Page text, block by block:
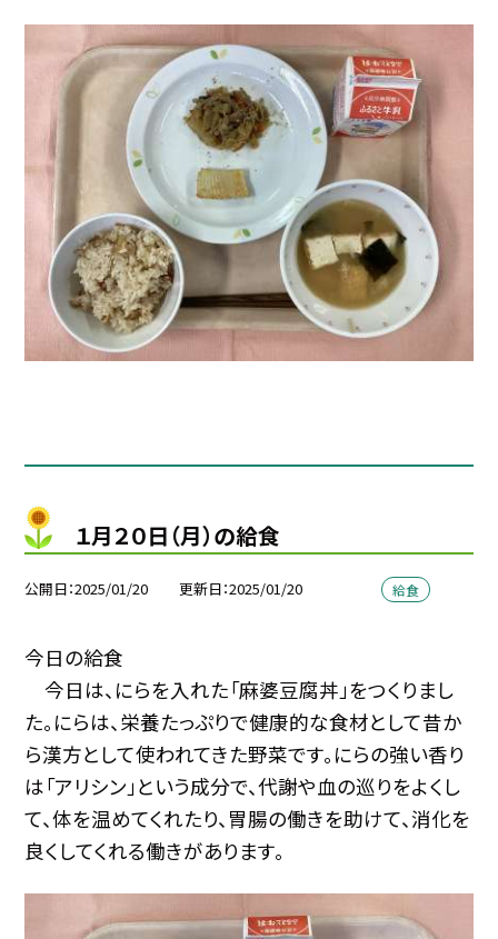
１月２０日（月）の給食
公開日 2025/01/20 更新日 2025/01/20 給食
今日の給食
今日は、にらを入れた「麻婆豆腐丼」をつくりまし
た。にらは、栄養たっぷりで健康的な食材として昔か
ら漢方として使われてきた野菜です。にらの強い香り
は「アリシン」という成分で、代謝や血の巡りをよくし
て、体を温めてくれたり、胃腸の働きを助けて、消化を
良くしてくれる働きがあります。